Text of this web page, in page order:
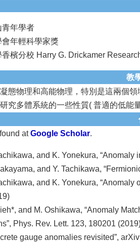
青年學者
年輕科學家獎
檳分校 Harry G. Drickamer
教
態物理和高能物理，特別是這兩個
究多體系統的一些性質( 普適的低能
atGoogle Scholar.
and K. Yonekura,
and Y. Tachikawa,
and K. Yonekura,
and M. Oshikawa, “Anomaly
Phys. Rev. Lett. 123, 180201
gauge anomalies revisited”,